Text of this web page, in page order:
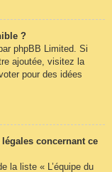
?
phpBB Limited. Si
ajoutée, visitez la
pour des idées
concernant ce
la liste « L’équipe du